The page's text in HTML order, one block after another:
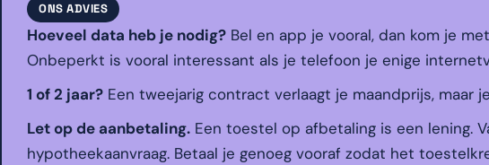
ONS ADVIES
Hoeveel data heb je nodig? Bel en app je vooral, dan kom je
Onbeperkt is vooral interessant als je telefoon je enige
1 of 2 jaar? Een tweejarig contract verlaagt je maandprijs, maar
Let op de aanbetaling. Een toestel op afbetaling is een lening.
hypotheekaanvraag. Betaal je genoeg vooraf zodat het